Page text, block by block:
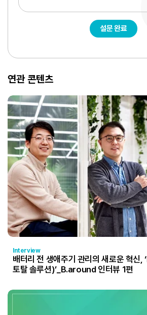
설문 완료
연관 콘텐츠
Interview
배터리 전 생애주기 관리의 새로운 혁신,
토탈 솔루션)’_B.around 인터뷰 1편